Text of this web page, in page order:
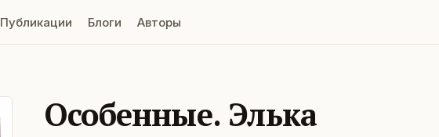
Публикации Блоги Авторы
Особенные. Элька